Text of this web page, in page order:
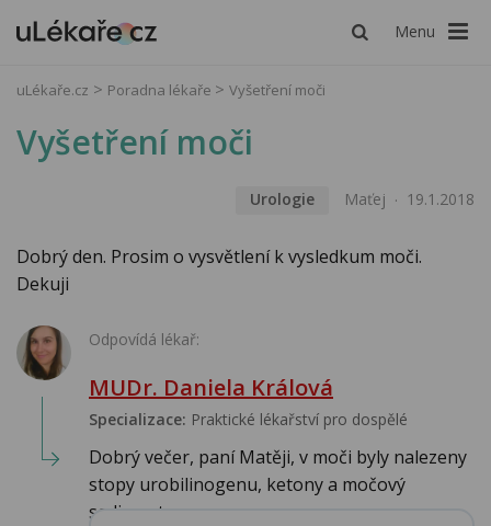
Menu
uLékaře.cz Poradna lékaře Vyšetření moči
Vyšetření moči
Urologie Maťej 19.1.2018
Dobrý den. Prosim o vysvětlení k vysledkum moči.
Dekuji
Odpovídá lékař:
MUDr. Daniela Králová
Specializace: Praktické lékařství pro dospělé
Dobrý večer, paní Matěji, v moči byly nalezeny
stopy urobilinogenu, ketony a močový
sediment....